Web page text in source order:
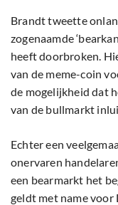
Brandt tweette
zogenaamde
heeft doorbroken.
van de meme-coin
de mogelijkheid dat
van de bullmarkt
Echter een
onervaren
een bearmarkt het
geldt met name voor